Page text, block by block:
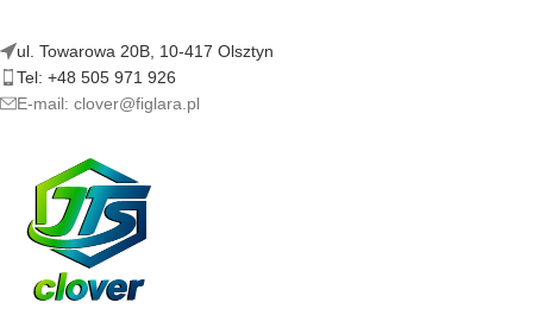
ul. Towarowa 20B, 10-417 Olsztyn
Tel: +48 505 971 926
E-mail: clover@figlara.pl